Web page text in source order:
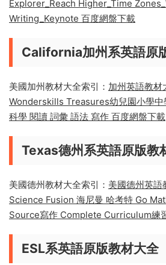
National Geographic國
Writing_Keynote 百度網盤下載
科學 閱讀 詞彙 語法 寫作 百度網盤下載